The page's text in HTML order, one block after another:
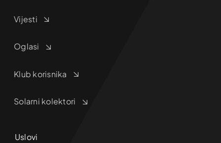
Vijesti
Oglasi
Klub korisnika
Solarni kolektori
Uslovi